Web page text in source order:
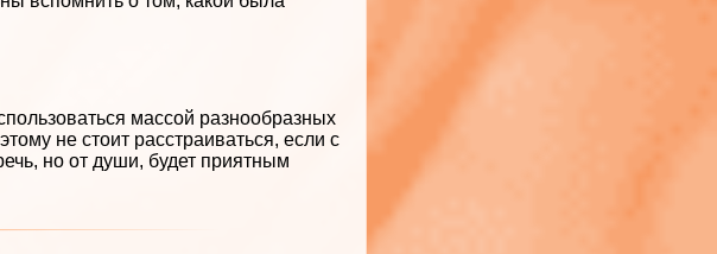
массой разнообразных
не стоит расстраиваться, если с
но от души, будет приятным